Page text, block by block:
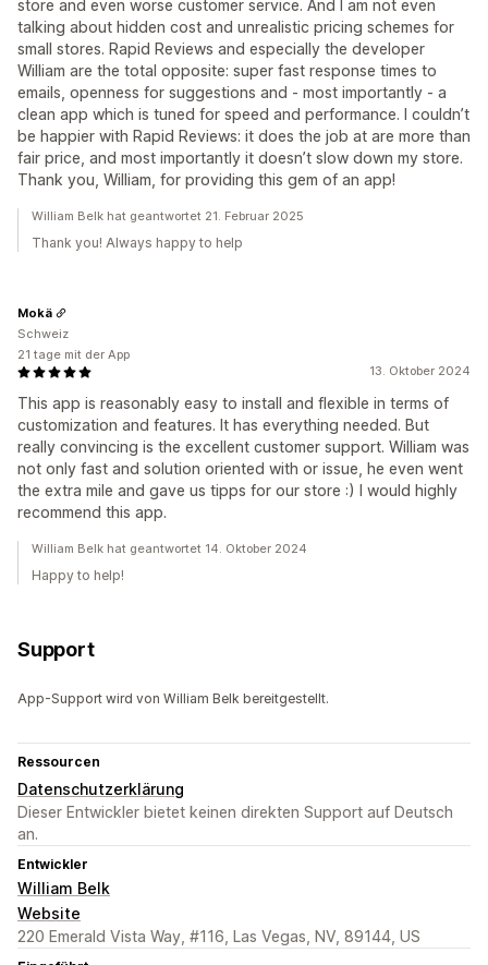
store and even worse customer service. And I am not even
talking about hidden cost and unrealistic pricing schemes for
small stores. Rapid Reviews and especially the developer
William are the total opposite: super fast response times to
emails, openness for suggestions and - most importantly - a
clean app which is tuned for speed and performance. I couldn’t
be happier with Rapid Reviews: it does the job at are more than
fair price, and most importantly it doesn’t slow down my store.
Thank you, William, for providing this gem of an app!
William Belk hat geantwortet 21. Februar 2025
Thank you! Always happy to help
13. Oktober 2024
This app is reasonably easy to install and flexible in terms of
customization and features. It has everything needed. But
really convincing is the excellent customer support. William was
not only fast and solution oriented with or issue, he even went
the extra mile and gave us tipps for our store :) I would highly
recommend this app.
Mokä
Schweiz
21 tage mit der App
William Belk hat geantwortet 14. Oktober 2024
Happy to help!
Support
App-Support wird von William Belk bereitgestellt.
Ressourcen
Datenschutzerklärung
Dieser Entwickler bietet keinen direkten Support auf Deutsch
an.
Entwickler
William Belk
Website
220 Emerald Vista Way, #116, Las Vegas, NV, 89144, US